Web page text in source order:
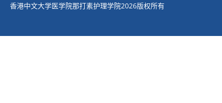
香港中文大学医学院那打素护理学院2026版权所有